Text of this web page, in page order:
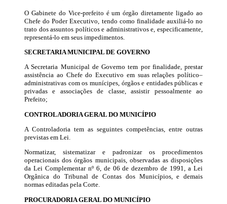
O Gabinete do Vice-prefeito é um órgão diretamente ligado ao
Chefe do Poder Executivo, tendo como finalidade auxiliá-lo no
trato dos assuntos políticos e administrativos e, especificamente,
representá-lo em seus impedimentos.
SECRETARIA MUNICIPAL DE GOVERNO
A Secretaria Municipal de Governo tem por finalidade, prestar
assistência ao Chefe do Executivo em suas relações político–
administrativas com os munícipes, órgãos e entidades públicas e
privadas e associações de classe, assistir pessoalmente ao
Prefeito;
CONTROLADORIA GERAL DO MUNICÍPIO
A Controladoria tem as seguintes competências, entre outras
previstas em Lei.
Normatizar, sistematizar e padronizar os procedimentos
operacionais dos órgãos municipais, observadas as disposições
da Lei Complementar nº 6, de 06 de dezembro de 1991, a Lei
Orgânica do Tribunal de Contas dos Municípios, e demais
normas editadas pela Corte.
PROCURADORIA GERAL DO MUNICÍPIO